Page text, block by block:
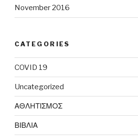
November 2016
CATEGORIES
COVID 19
Uncategorized
ΑΘΛΗΤΙΣΜΟΣ
ΒΙΒΛΙΑ